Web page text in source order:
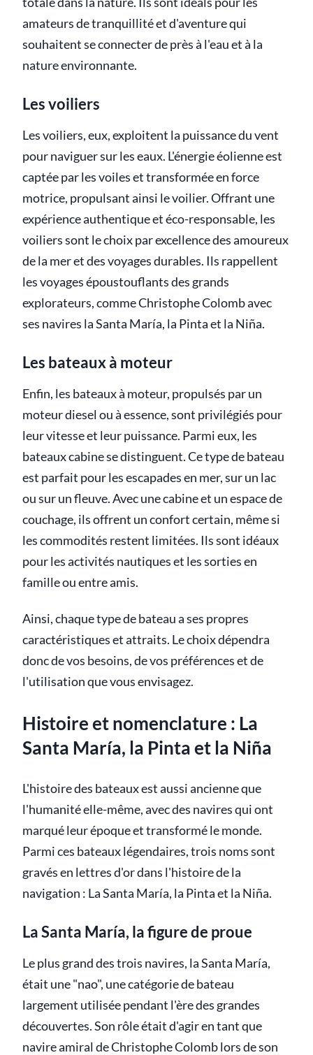
amateurs de tranquillité et d'aventure qui
souhaitent se connecter de près à l'eau et à la
nature environnante.
Les voiliers
Les voiliers, eux, exploitent la puissance du vent
pour naviguer sur les eaux. L'énergie éolienne est
captée par les voiles et transformée en force
motrice, propulsant ainsi le voilier. Offrant une
expérience authentique et éco-responsable, les
voiliers sont le choix par excellence des amoureux
de la mer et des voyages durables. Ils rappellent
les voyages époustouflants des grands
explorateurs, comme Christophe Colomb avec
ses navires la Santa María, la Pinta et la Niña.
Les bateaux à moteur
Enfin, les bateaux à moteur, propulsés par un
moteur diesel ou à essence, sont privilégiés pour
leur vitesse et leur puissance. Parmi eux, les
bateaux cabine se distinguent. Ce type de bateau
est parfait pour les escapades en mer, sur un lac
ou sur un fleuve. Avec une cabine et un espace de
couchage, ils offrent un confort certain, même si
les commodités restent limitées. Ils sont idéaux
pour les activités nautiques et les sorties en
famille ou entre amis.
Ainsi, chaque type de bateau a ses propres
caractéristiques et attraits. Le choix dépendra
donc de vos besoins, de vos préférences et de
l'utilisation que vous envisagez.
Histoire et nomenclature : La
Santa María, la Pinta et la Niña
L'histoire des bateaux est aussi ancienne que
l'humanité elle-même, avec des navires qui ont
marqué leur époque et transformé le monde.
Parmi ces bateaux légendaires, trois noms sont
gravés en lettres d'or dans l'histoire de la
navigation : La Santa María, la Pinta et la Niña.
La Santa María, la figure de proue
Le plus grand des trois navires, la Santa María,
était une "nao", une catégorie de bateau
largement utilisée pendant l'ère des grandes
découvertes. Son rôle était d'agir en tant que
navire amiral de Christophe Colomb lors de son